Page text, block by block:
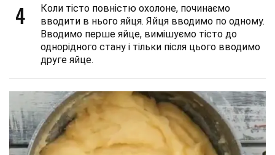
4
Коли тісто повністю охолоне, починаємо
вводити в нього яйця. Яйця вводимо по одному.
Вводимо перше яйце, вимішуємо тісто до
однорідного стану і тільки після цього вводимо
друге яйце.